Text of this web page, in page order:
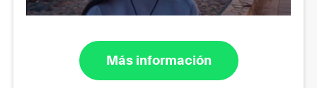
Más información